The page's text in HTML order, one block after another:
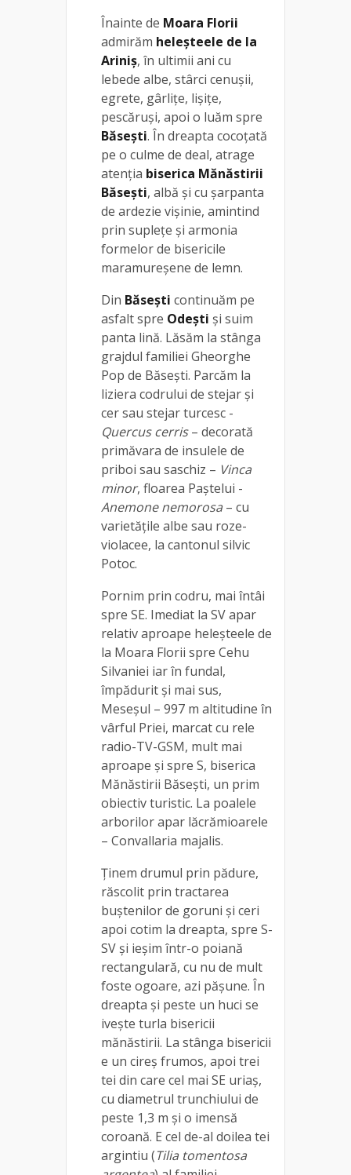
Înainte de Moara Florii
admirăm heleşteele de la
Ariniş, în ultimii ani cu
lebede albe, stârci cenușii,
egrete, gârlițe, lișițe,
pescăruși, apoi o luăm spre
Băseşti. În dreapta cocoţată
pe o culme de deal, atrage
atenţia biserica Mănăstirii
Băseşti, albă și cu şarpanta
de ardezie vişinie, amintind
prin suplețe și armonia
formelor de bisericile
maramureşene de lemn.
Din Băseşti continuăm pe
asfalt spre Odeşti și suim
panta lină. Lăsăm la stânga
grajdul familiei Gheorghe
Pop de Băseşti. Parcăm la
liziera codrului de stejar şi
cer sau stejar turcesc -
Quercus cerris– decorată
primăvara de insulele de
priboi sau saschiz – Vinca
minor, floarea Paştelui -
Anemone nemorosa – cu
varietăţile albe sau roze-
violacee, la cantonul silvic
Potoc.
Pornim prin codru, mai întâi
spre SE. Imediat la SV apar
relativ aproape heleşteele de
la Moara Florii spre Cehu
Silvaniei iar în fundal,
împădurit şi mai sus,
Meseşul – 997 m altitudine în
vârful Priei, marcat cu rele
radio-TV-GSM, mult mai
aproape şi spre S, biserica
Mănăstirii Băseşti, un prim
obiectiv turistic. La poalele
arborilor apar lăcrămioarele
– Convallaria majalis.
Ținem drumul prin pădure,
răscolit prin tractarea
buștenilor de goruni și ceri
apoi cotim la dreapta, spre S-
SV și ieșim într-o poiană
rectangulară, cu nu de mult
foste ogoare, azi păşune. În
dreapta și peste un huci se
iveşte turla bisericii
mănăstirii. La stânga bisericii
e un cireş frumos, apoi trei
tei din care cel mai SE uriaş,
cu diametrul trunchiului de
peste 1,3 m şi o imensă
coroană. E cel de-al doilea tei
argintiu (Tilia tomentosa